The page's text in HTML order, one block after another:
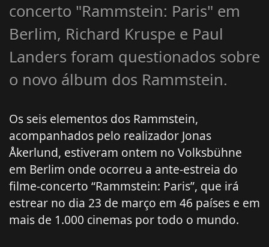
concerto "Rammstein: Paris" em
Berlim, Richard Kruspe e Paul
Landers foram questionados sobre
o novo álbum dos Rammstein.
Os seis elementos dos Rammstein,
acompanhados pelo realizador Jonas
Åkerlund, estiveram ontem no Volksbühne
em Berlim onde ocorreu a ante-estreia do
filme-concerto “Rammstein: Paris”, que irá
estrear no dia 23 de março em 46 países e em
mais de 1.000 cinemas por todo o mundo.